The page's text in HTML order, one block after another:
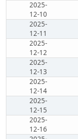
2025-
12-10
2025-
12-11
2025-
12-12
2025-
12-13
2025-
12-14
2025-
12-15
2025-
12-16